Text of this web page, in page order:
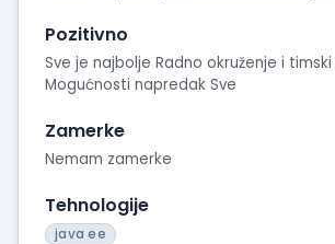
Pozitivno
Sve je najbolje Radno okruženje i
Mogućnosti napredak Sve
Zamerke
Nemam zamerke
Tehnologije
java ee